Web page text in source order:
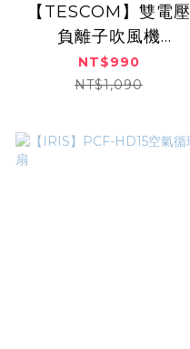
【TESCOM】雙電壓
負離子吹風機
BID392TW (優雅白)
原廠公司貨
NT$990
NT$1,090